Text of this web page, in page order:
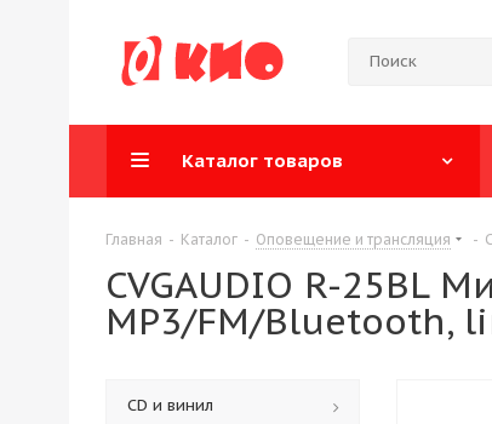
Каталог товаров
Главная - Каталог - Оповещение и трансляция -
CVGAUDIO R-25BL
MP3/FM/Bluetooth,
CD и винил